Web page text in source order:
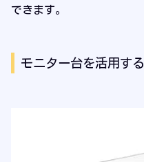
できます。
モニター台を活用する